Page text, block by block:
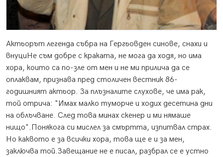
Актьорът легенда събра на Гергьовден синове, снахи и
внуциНе съм добре с краката, не мога да ходя, но има
хора, които са по-зле от мен и не ми прилича да се
оплаквам, признава пред столичен вестник 86-
годишният актьор. За плъзналите слухове, че има рак,
той отрича: "Имах малко туморче и ходих десетина дни
на облъчване. След това минах скенер и ми нямаше
нищо".Понякога си мислел за смъртта, изпитвал страх.
Но каквото е за всички хора, това ще е и за мен,
заключва той.Завещание не е писал, разбрал се е устно